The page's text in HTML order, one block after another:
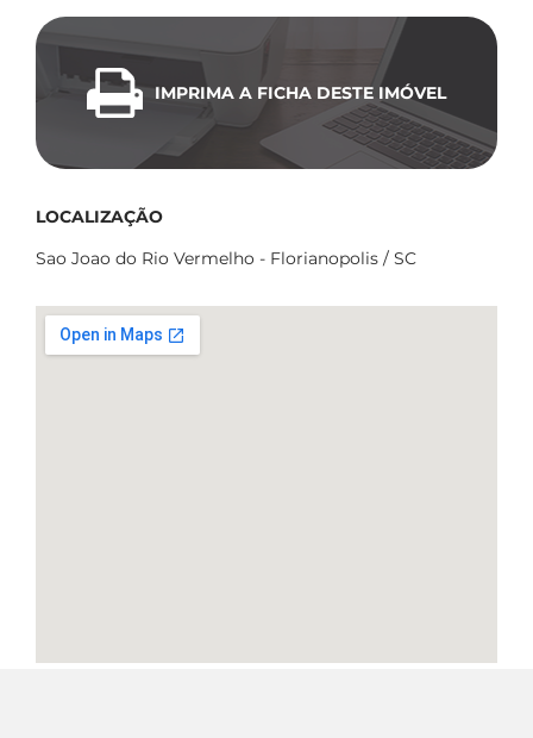
IMPRIMA A FICHA DESTE IMÓVEL
LOCALIZAÇÃO
Sao Joao do Rio Vermelho - Florianopolis / SC